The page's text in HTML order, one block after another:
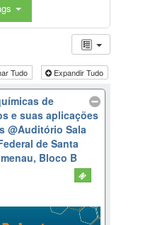
Tudo Expandir Tudo
de
e suas aplicações
@Auditório Sala
de Santa
Bloco B